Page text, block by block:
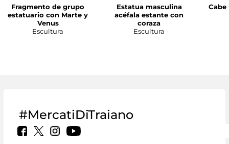
Fragmento de grupo
estatuario con Marte y
Venus
Escultura
Estatua masculina
acéfala estante con
coraza
Escultura
#MercatiDiTraiano